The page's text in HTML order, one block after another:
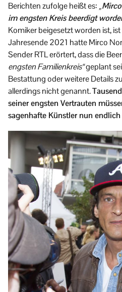
Berichten zufolge heißt es:
im engsten Kreis beerdigt
Komiker beigesetzt worden ist,
Jahresende 2021 hatte Mirco
Sender RTL erörtert, dass die
engsten Familienkreis“geplant
Bestattung oder weitere Details
allerdings nicht genannt.
seiner engsten Vertrauten
sagenhafte Künstler nun